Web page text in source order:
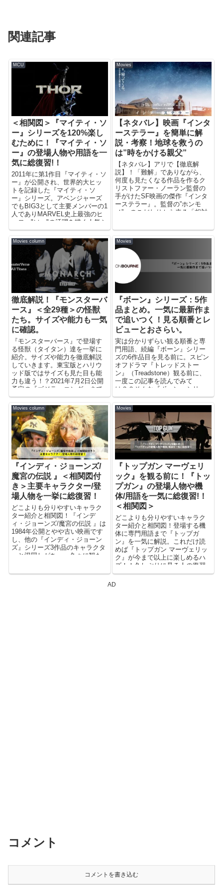
関連記事
MCU
＜相関図＞『マイティ・ソ
ー』シリーズを120%楽し
むために！『マイティ・ソ
ー』の登場人物や用語を一
気に総復習!！
2011年に第1作目『マイティ・ソ
ー』が公開され、世界的大ヒッ
トを記録した『マイティ・ソ
ー』シリーズ。アベンジャーズ
でもBIG3として主要メンバーの1
人でありMARVEL史上最強のヒ
ーロー"ソー"の活躍を描く人気シ
リーズですが、MCUシリ...
Movies
【ネタバレ】映画『インタ
ーステラー』を簡単に解
説・考察！地球を救うの
は”時をかける親父”
【ネタバレ】アリで【徹底解
説】！「難解」でありながら、
何度も見たくなる作品を作るク
リストファー・ノーラン監督の
手がけたSF映画の傑作『インタ
ーステラー』。監督の”ホンモ
ノ”へのこだわりから来る「相対
観ても”感動”する作品ですが、
「難解」な部分をスッキリさせ
るともっと面白くなるハズ！
Movies column
徹底解説！『モンスターバ
ース』＜全29種＞の怪獣
たち。サイズや能力も一気
に確認。
『モンスターバース』で登場す
る怪獣（タイタン）達を一挙に
紹介。サイズや能力を徹底解説
していきます。東宝版とハリウ
ッド版ではサイズも見た目も能
力も違う！？2021年7月2日公開
予定の『ゴジラvsコング』まで
網羅。まずは、主要タイタンの
サイズ...
Movies
『ボーン』シリーズ：5作
品まとめ。一気に最新作ま
で追いつく！見る順番とレ
ビューとおさらい。
実は分かりずらい観る順番と専
門用語、続編『ボーン』シリー
ズの6作品目を見る前に。スピン
オフドラマ『トレッドストー
ン』（Treadstone）観る前に、
一度この記事を読んでみて
は？？そんな『ボーン』シリー
ズの公開済み5作品を一気におさ
らい。
Movies column
『インディ・ジョーンズ/
魔宮の伝説 』＜相関図付
き＞主要キャラクター/登
場人物を一挙に総復習！
どこよりも分りやすいキャラク
ター紹介と相関図！『インデ
ィ・ジョーンズ/魔宮の伝説 』は
1984年公開とやや古い映画です
し、他の『インディ・ジョーン
ズ』シリーズ3作品のキャラクタ
ーと混同しがち…。久々に観た
Movies
『トップガン マーヴェリ
ック』を観る前に！『トッ
プガン』の登場人物や機
体/用語を一気に総復習!！
＜相関図＞
どこよりも分りやすいキャラク
ター紹介と相関図！登場する機
体に専門用語まで『トップガ
ン』を一気に解説。これだけ読
めば『トップガン マーヴェリッ
ク』が今まで以上に楽しめるハ
ズ！！久しぶりに見る人の復習
に。これから観る人の予習に。
是非、ご活用下さい！
AD
コメント
コメントを書き込む